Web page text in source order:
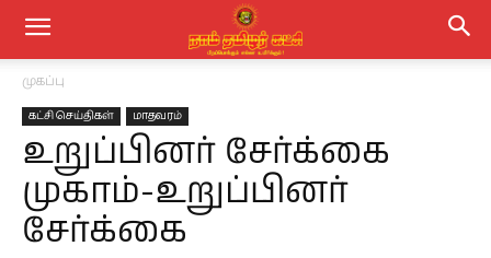
முகப்பு
கட்சி செய்திகள் மாதவரம்
உறுப்பினர் சேர்க்கை
முகாம்-உறுப்பினர்
சேர்க்கை